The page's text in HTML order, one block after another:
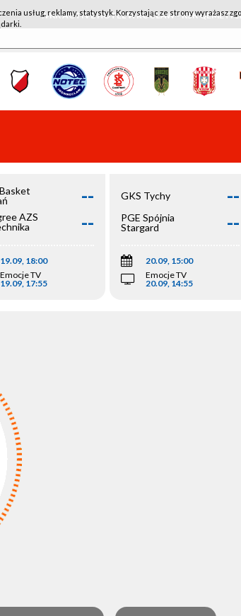
WKK ACTIVE HOTEL WROCŁAW - KSK
--
AZS
--
19.09, 18:00
Emocje TV
19.09, 17:55
GKS Tychy --
PGE Spójnia
Stargard
--
20.09, 15:00
Emocje TV
20.09, 14:55
usług, reklamy, statystyk. Korzystając ze strony wyrażasz